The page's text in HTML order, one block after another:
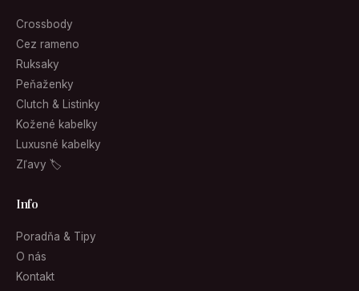
Crossbody
Cez rameno
Ruksaky
Peňaženky
Clutch & Listinky
Kožené kabelky
Luxusné kabelky
Zľavy 🏷
Info
Poradňa & Tipy
O nás
Kontakt